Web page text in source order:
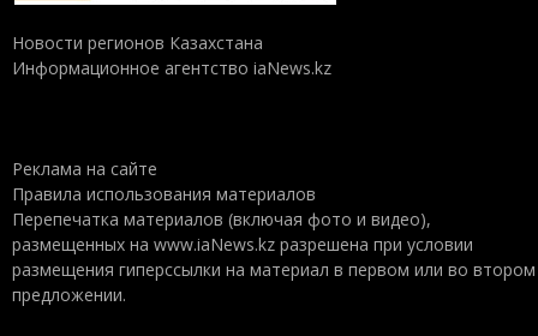
Новости регионов Казахстана
Информационное агентство iaNews.kz
Реклама на сайте
Правила использования материалов
Перепечатка материалов (включая фото и видео),
размещенных на www.iaNews.kz разрешена при условии
размещения гиперссылки на материал в первом или во втором
предложении.